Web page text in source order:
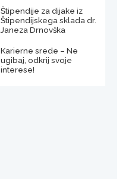
Štipendije za dijake iz
Štipendijskega sklada dr.
Janeza Drnovška
Karierne srede – Ne
ugibaj, odkrij svoje
interese!